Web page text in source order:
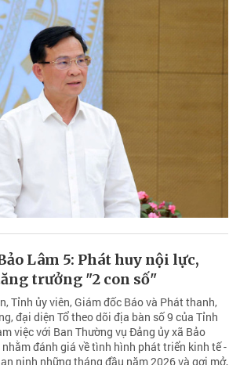
Lâm 5: Phát huy nội lực,
trưởng "2 con số"
Tỉnh ủy viên, Giám đốc Báo và Phát thanh,
đại diện Tổ theo dõi địa bàn số 9 của Tỉnh
việc với Ban Thường vụ Đảng ủy xã Bảo
nhằm đánh giá về tình hình phát triển kinh tế -
ninh những tháng đầu năm 2026 và gợi mở,